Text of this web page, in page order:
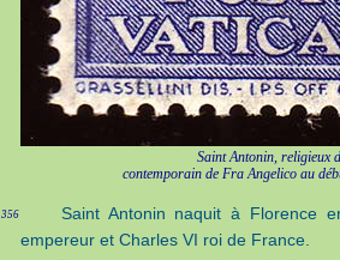
Saint Antonin, religieux
contemporain de Fra Angelico au
356
Saint Antonin naquit à Florence
empereur et Charles VI roi de France.